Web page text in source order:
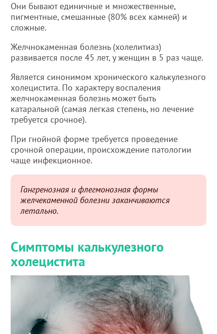
Они бывают единичные и множественные,
пигментные, смешанные (80% всех камней) и
сложные.
Желчнокаменная болезнь (холелитиаз)
развивается после 45 лет, у женщин в 5 раз чаще.
Является синонимом хронического калькулезного
холецистита. По характеру воспаления
желчнокаменная болезнь может быть
катаральной (самая легкая степень, но лечение
требуется срочное).
При гнойной форме требуется проведение
срочной операции, происхождение патологии
чаще инфекционное.
Гангренозная и флегмонозная формы
желчекаменной болезни заканчиваются
летально.
Симптомы калькулезного
холецистита